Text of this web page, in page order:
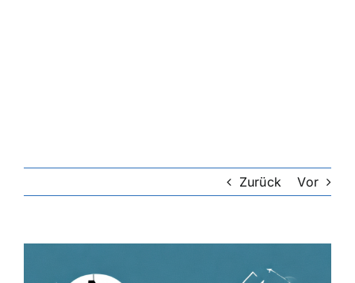
Zurück Vor
grösseres